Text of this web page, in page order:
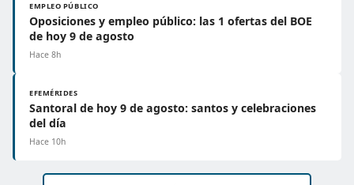
EMPLEO PÚBLICO
Oposiciones y empleo público: las 1 ofertas del BOE
de hoy 9 de agosto
Hace 8h
EFEMÉRIDES
Santoral de hoy 9 de agosto: santos y celebraciones
del día
Hace 10h